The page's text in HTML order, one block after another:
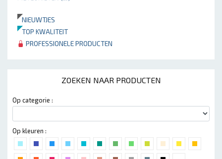
NIEUWTJES
TOP KWALITEIT
PROFESSIONELE PRODUCTEN
ZOEKEN NAAR PRODUCTEN
Op categorie :
Op kleuren :